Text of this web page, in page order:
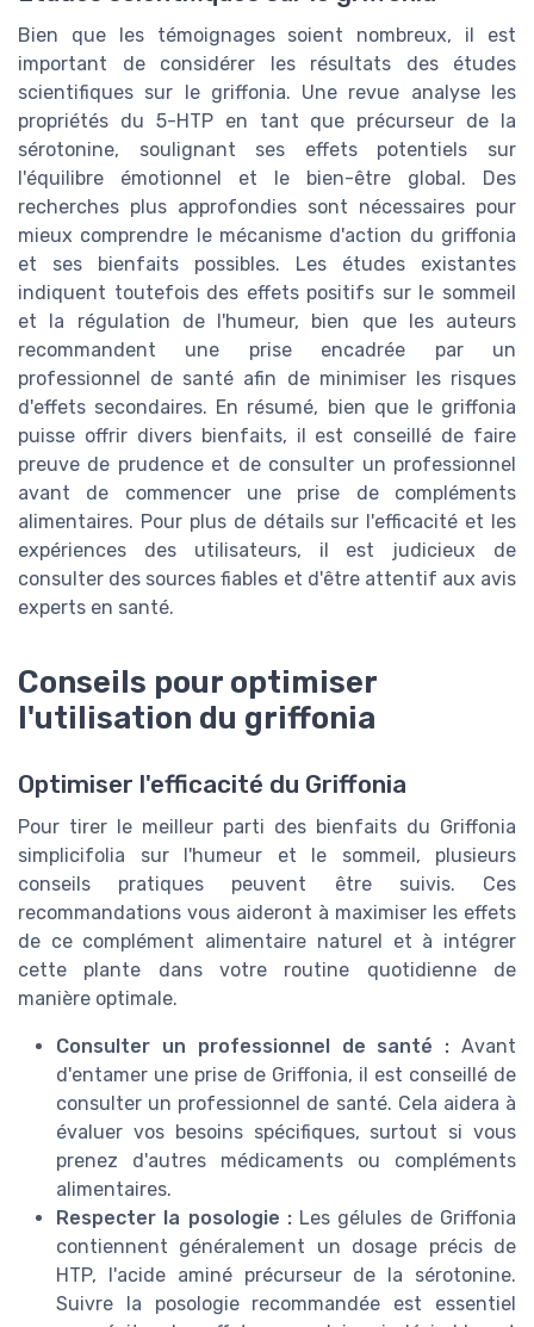
Bien que les témoignages soient nombreux, il est
important de considérer les résultats des études
scientifiques sur le griffonia. Une revue analyse les
propriétés du 5-HTP en tant que précurseur de la
sérotonine, soulignant ses effets potentiels sur
l'équilibre émotionnel et le bien-être global. Des
recherches plus approfondies sont nécessaires pour
mieux comprendre le mécanisme d'action du griffonia
et ses bienfaits possibles. Les études existantes
indiquent toutefois des effets positifs sur le sommeil
et la régulation de l'humeur, bien que les auteurs
recommandent une prise encadrée par un
professionnel de santé afin de minimiser les risques
d'effets secondaires. En résumé, bien que le griffonia
puisse offrir divers bienfaits, il est conseillé de faire
preuve de prudence et de consulter un professionnel
avant de commencer une prise de compléments
alimentaires. Pour plus de détails sur l'efficacité et les
expériences des utilisateurs, il est judicieux de
consulter des sources fiables et d'être attentif aux avis
experts en santé.
Conseils pour optimiser
l'utilisation du griffonia
Optimiser l'efficacité du Griffonia
Pour tirer le meilleur parti des bienfaits du Griffonia
simplicifolia sur l'humeur et le sommeil, plusieurs
conseils pratiques peuvent être suivis. Ces
recommandations vous aideront à maximiser les effets
de ce complément alimentaire naturel et à intégrer
cette plante dans votre routine quotidienne de
manière optimale.
Consulter un professionnel de santé : Avant
d'entamer une prise de Griffonia, il est conseillé de
consulter un professionnel de santé. Cela aidera à
évaluer vos besoins spécifiques, surtout si vous
prenez d'autres médicaments ou compléments
alimentaires.
Respecter la posologie :Les gélules de Griffonia
contiennent généralement un dosage précis de
HTP, l'acide aminé précurseur de la sérotonine.
Suivre la posologie recommandée est essentiel